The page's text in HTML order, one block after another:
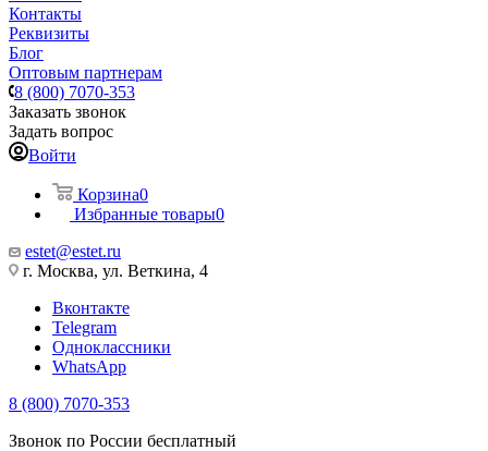
Контакты
Реквизиты
Блог
Оптовым партнерам
8 (800) 7070-353
Заказать звонок
Задать вопрос
Войти
Корзина0
Избранные товары0
estet@estet.ru
г. Москва, ул. Веткина, 4
Вконтакте
Telegram
Одноклассники
WhatsApp
8 (800) 7070-353
Звонок по России бесплатный